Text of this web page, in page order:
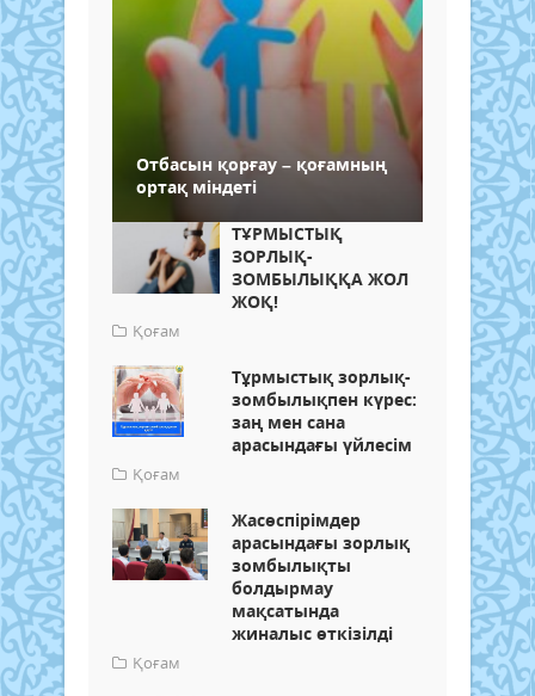
Отбасын қорғау – қоғамның
ортақ міндеті
ТҰРМЫСТЫҚ
ЗОРЛЫҚ-
ЗОМБЫЛЫҚҚА ЖОЛ
ЖОҚ!
Қоғам
Тұрмыстық зорлық-
зомбылықпен күрес:
заң мен сана
арасындағы үйлесім
Қоғам
Жасөспірімдер
арасындағы зорлық
зомбылықты
болдырмау
мақсатында
жиналыс өткізілді
Қоғам